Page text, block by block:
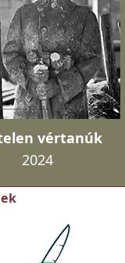
vértanúk
2024